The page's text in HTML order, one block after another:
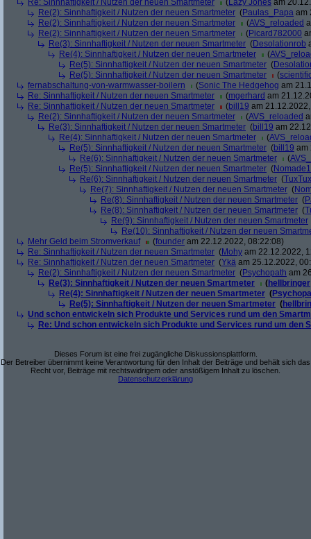
Re: Sinnhaftigkeit / Nutzen der neuen Smartmeter
(Lazy Jones am
Re(2): Sinnhaftigkeit / Nutzen der neuen Smartmeter (Paulas_Papa am
Re(2): Sinnhaftigkeit / Nutzen der neuen Smartmeter
(AVS_reloaded
Re(2): Sinnhaftigkeit / Nutzen der neuen Smartmeter
(Picard782000
Re(3): Sinnhaftigkeit / Nutzen der neuen Smartmeter (Desolationrob
Re(4): Sinnhaftigkeit / Nutzen der neuen Smartmeter
(
Re(5): Sinnhaftigkeit / Nutzen der neuen Smartmeter (
Re(5): Sinnhaftigkeit / Nutzen der neuen Smartmeter
(
fernabschaltung-von-warmwasser-boilern
(Sonic The Hedgehog am
Re: Sinnhaftigkeit / Nutzen der neuen Smartmeter
(mgerhard am
Re: Sinnhaftigkeit / Nutzen der neuen Smartmeter
(bill19 am
Re(2): Sinnhaftigkeit / Nutzen der neuen Smartmeter
(AVS_reloaded
Re(3): Sinnhaftigkeit / Nutzen der neuen Smartmeter (bill19 am
Re(4): Sinnhaftigkeit / Nutzen der neuen Smartmeter
(
Re(5): Sinnhaftigkeit / Nutzen der neuen Smartmeter (bill19 am
Re(6): Sinnhaftigkeit / Nutzen der neuen Smartmeter
(
Re(5): Sinnhaftigkeit / Nutzen der neuen Smartmeter (Nomade1
Re(6): Sinnhaftigkeit / Nutzen der neuen Smartmeter (TuxTux
Re(7): Sinnhaftigkeit / Nutzen der neuen Smartmeter (
Re(8): Sinnhaftigkeit / Nutzen der neuen Smartmeter (
Re(8): Sinnhaftigkeit / Nutzen der neuen Smartmeter (
Re(9): Sinnhaftigkeit / Nutzen der neuen Smartmeter
Re(10): Sinnhaftigkeit / Nutzen der neuen
Mehr Geld beim Stromverkauf
(founder am 22.12.2022, 08:22:08)
Re: Sinnhaftigkeit / Nutzen der neuen Smartmeter (Mohy am 22.12.2022,
Re: Sinnhaftigkeit / Nutzen der neuen Smartmeter (Ykä am 25.12.2022,
Re(2): Sinnhaftigkeit / Nutzen der neuen Smartmeter (Psychopath am
Re(3): Sinnhaftigkeit / Nutzen der neuen Smartmeter
(hellbringer
Re(4): Sinnhaftigkeit / Nutzen der neuen Smartmeter (
Re(5): Sinnhaftigkeit / Nutzen der neuen Smartmeter (
Und schon entwickeln sich Produkte und Services rund um den
Re: Und schon entwickeln sich Produkte und Services rund um den
Dieses Forum ist eine frei zugängliche Diskussionsplattform.
Der Betreiber übernimmt keine Verantwortung für den Inhalt der Beiträge und behält sich das
Recht vor, Beiträge mit rechtswidrigem oder anstößigem Inhalt zu löschen.
Datenschutzerklärung